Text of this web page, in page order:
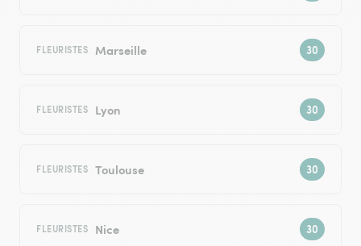
FLEURISTES Marseille
FLEURISTES Lyon
FLEURISTES Toulouse
FLEURISTES Nice